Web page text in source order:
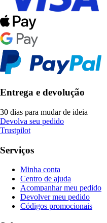
Entrega e devolução
30 dias para mudar de ideia
Devolva seu pedido
Trustpilot
Serviços
Minha conta
Centro de ajuda
Acompanhar meu pedido
Devolver meu pedido
Códigos promocionais